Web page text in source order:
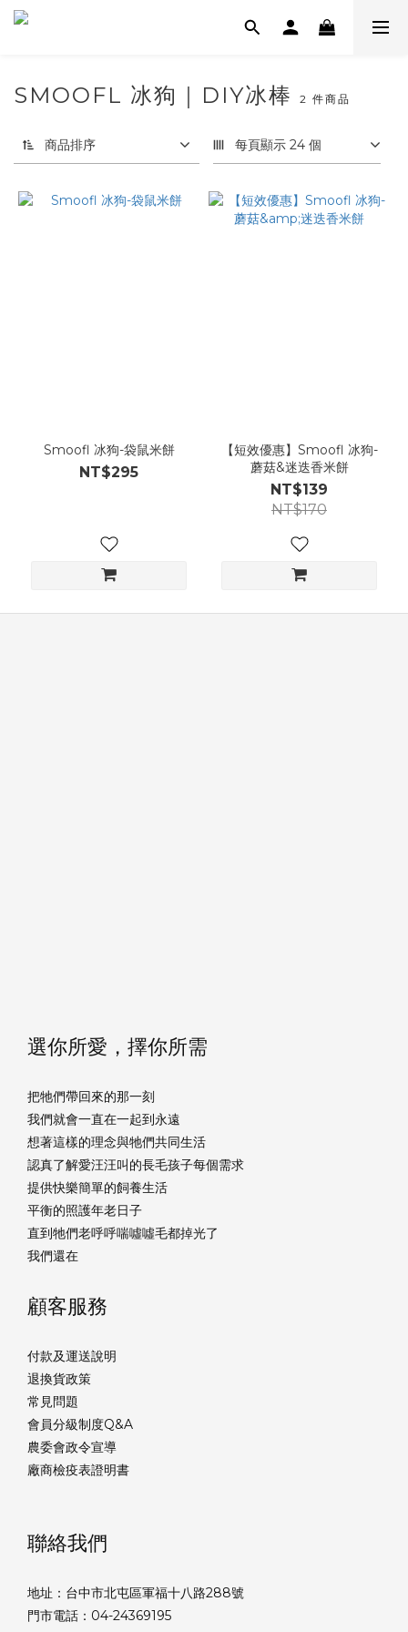
SMOOFL 冰狗｜DIY冰棒 2 件商品
商品排序 每頁顯示 24 個
Smoofl 冰狗-袋鼠米餅
NT$295
【短效優惠】Smoofl 冰狗-
蘑菇&迷迭香米餅
NT$139
NT$170
選你所愛，擇你所需
把牠們帶回來的那一刻
我們就會一直在一起到永遠
想著這樣的理念與牠們共同生活
認真了解愛汪汪叫的長毛孩子每個需求
提供快樂簡單的飼養生活
平衡的照護年老日子
直到牠們老呼呼喘噓噓毛都掉光了
我們還在
顧客服務
付款及運送說明
退換貨政策
常見問題
會員分級制度Q&A
農委會政令宣導
廠商檢疫表證明書
聯絡我們
地址：台中市北屯區軍福十八路288號
門市電話：04-24369195